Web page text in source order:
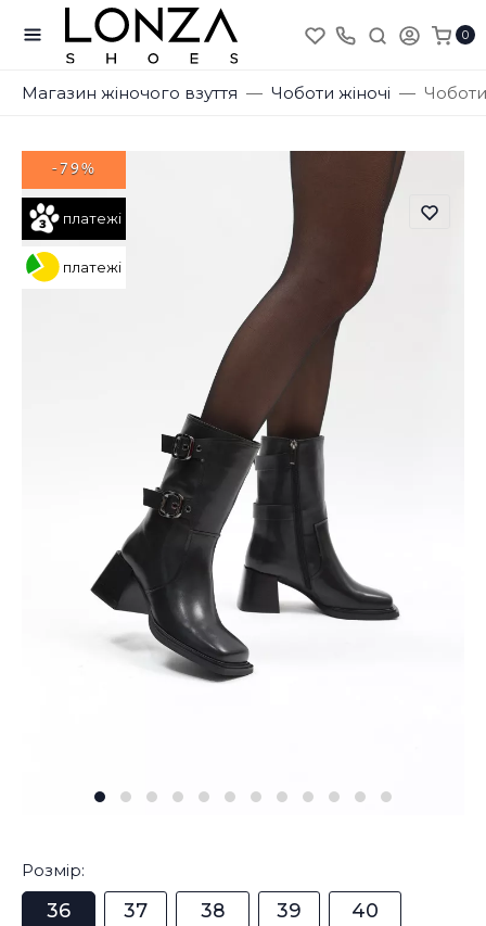
0
Магазин жіночого взуття Чоботи жіночі
платежі
платежі
-79%
Розмір:
36 37 38 39 40